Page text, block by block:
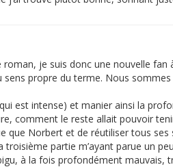
je suis donc une nouvelle fan
propre du terme. Nous
est intense) et manier ainsi la
comment le reste allait pouvoir
que Norbert et de réutiliser tous ses
partie m’ayant parue un
à la fois profondément